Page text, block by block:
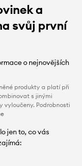
a
svůj první
o nejnovějších
produkty a platí při
s jinými
vyloučeny. Podrobnosti
jen to, co vás